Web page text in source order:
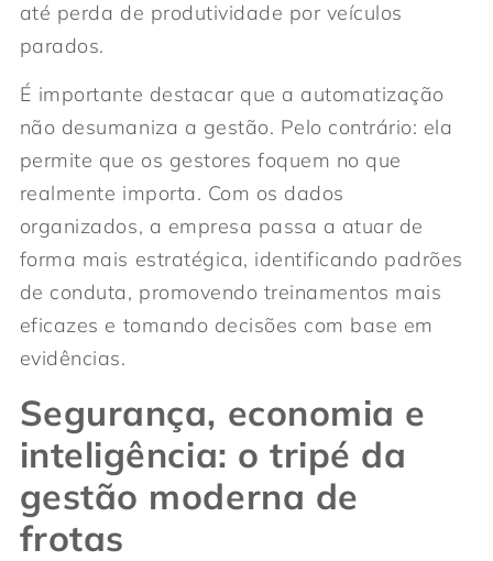
até perda de produtividade por veículos
parados.
É importante destacar que a automatização
não desumaniza a gestão. Pelo contrário: ela
permite que os gestores foquem no que
realmente importa. Com os dados
organizados, a empresa passa a atuar de
forma mais estratégica, identificando padrões
de conduta, promovendo treinamentos mais
eficazes e tomando decisões com base em
evidências.
Segurança, economia e
inteligência: o tripé da
gestão moderna de
frotas